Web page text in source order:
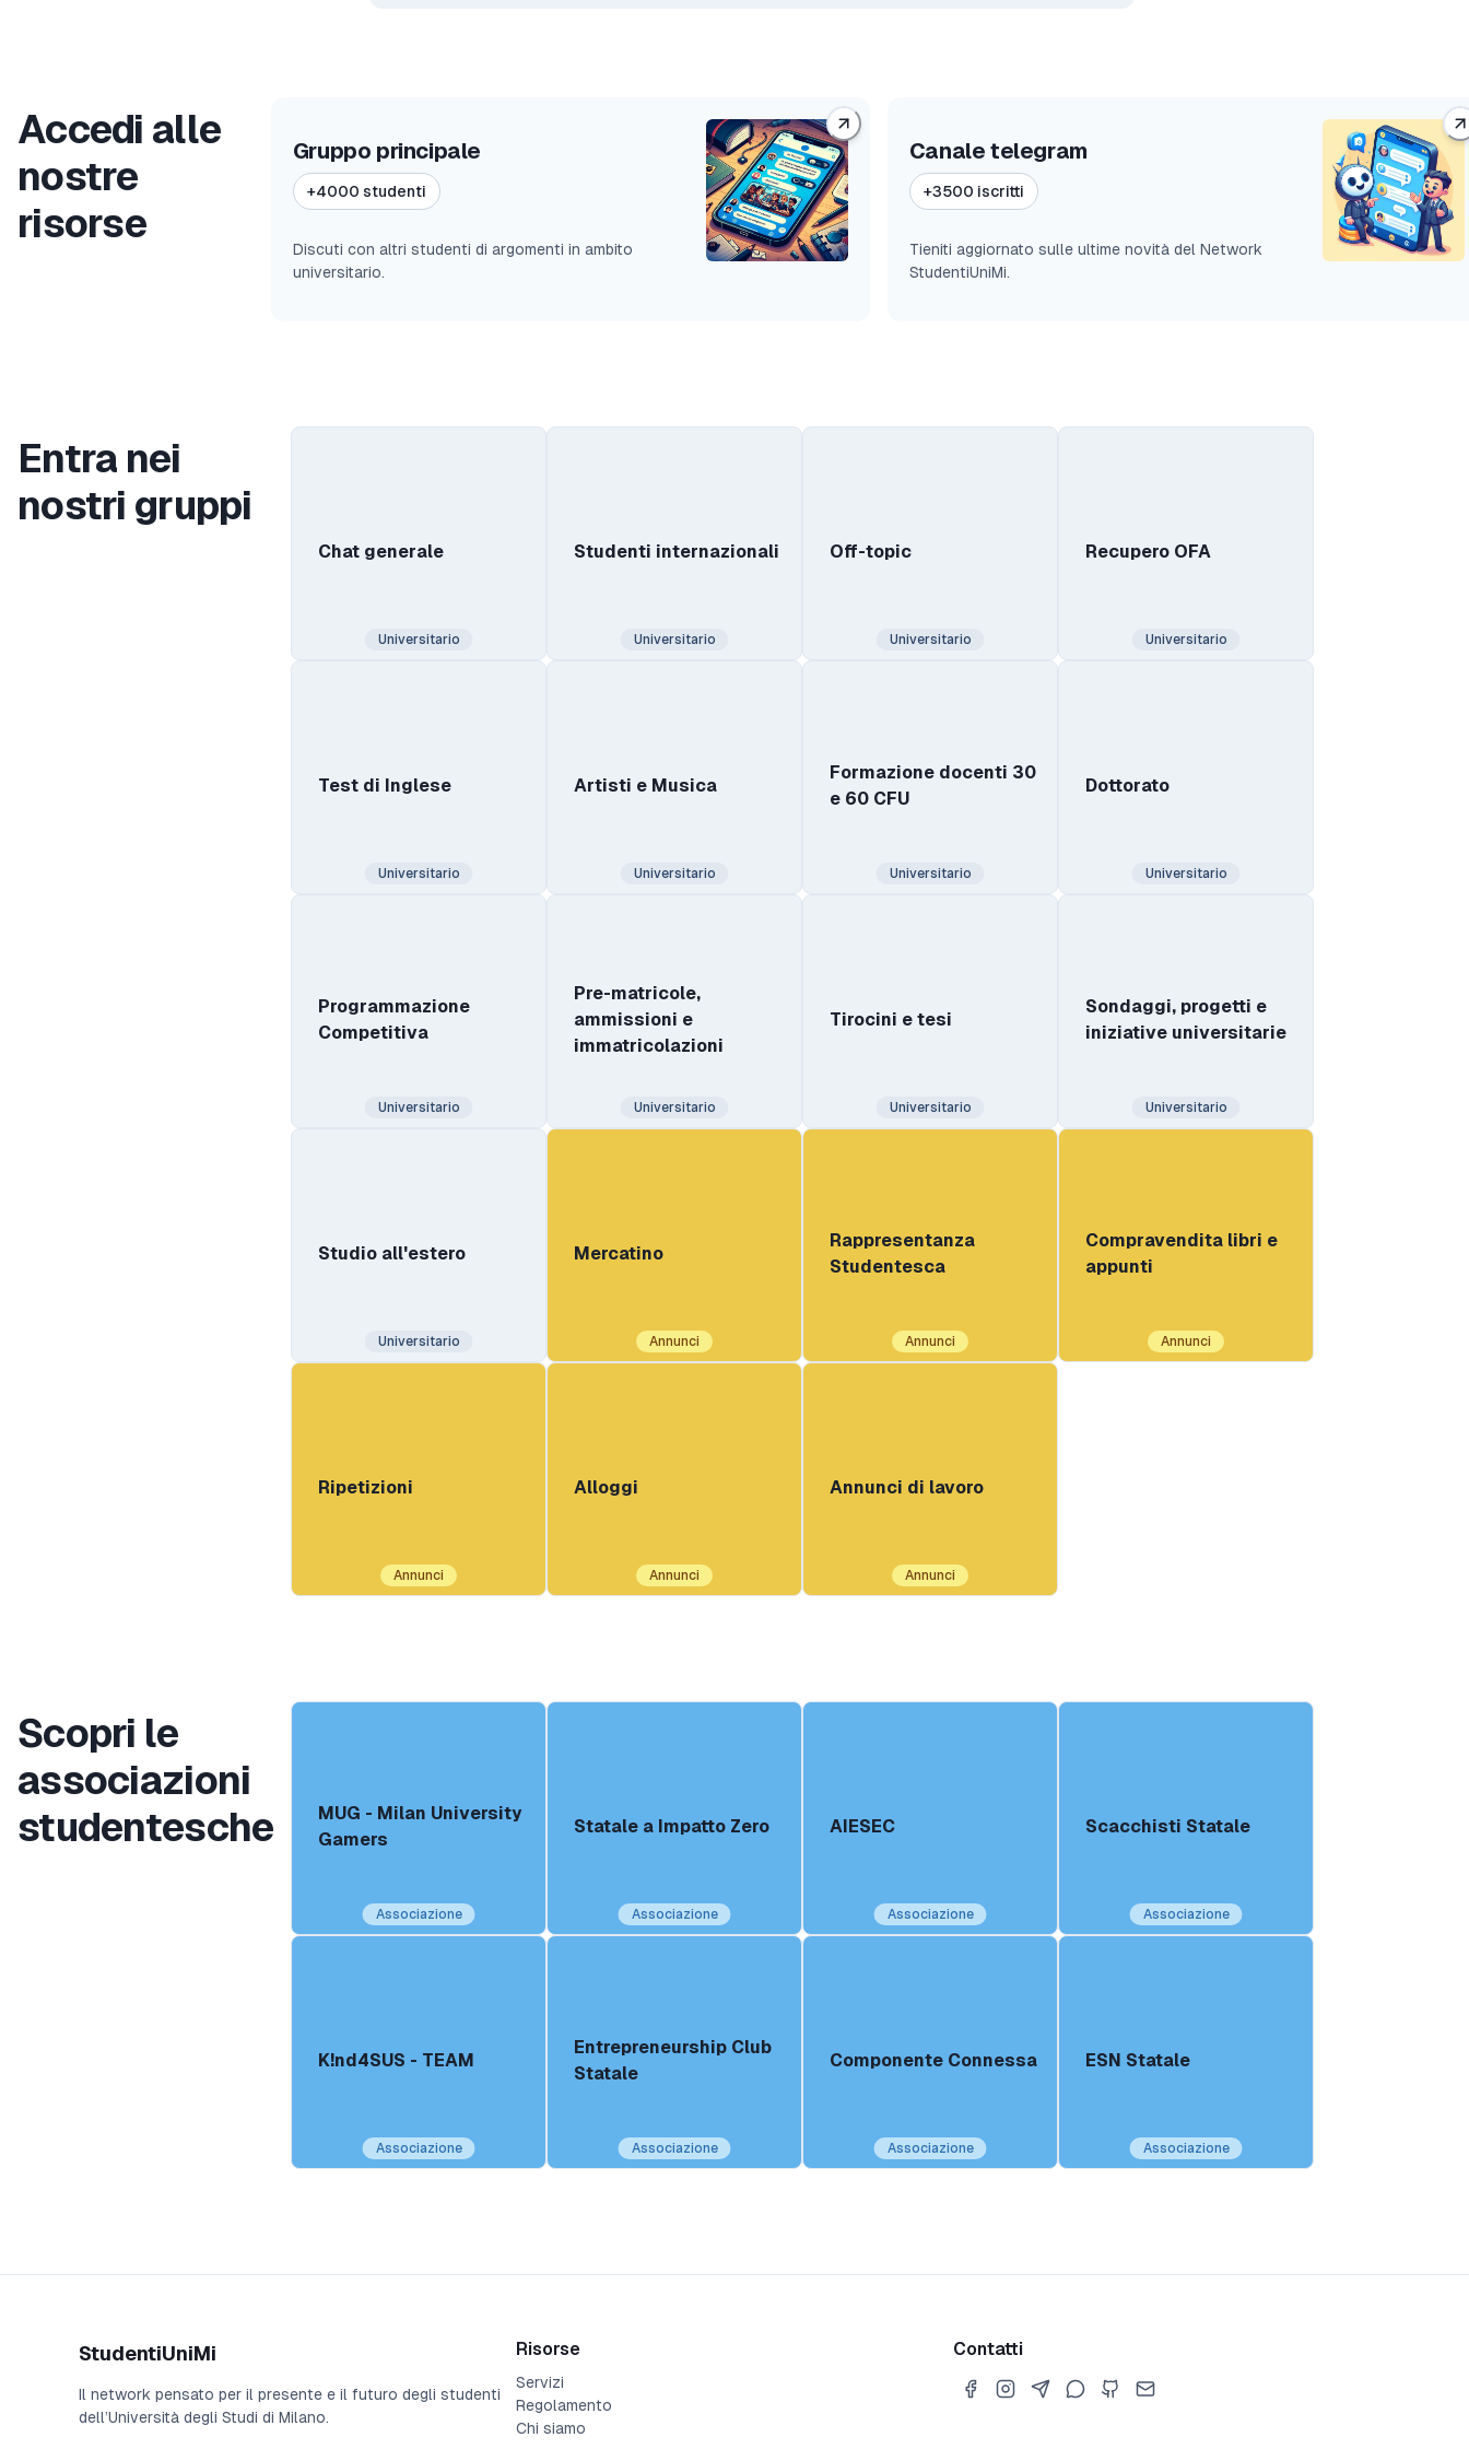
Accedi alle
nostre
risorse
Gruppo principale
+4000 studenti
Discuti con altri studenti di argomenti in ambito
universitario.
Canale telegram
+3500 iscritti
Tieniti aggiornato sulle ultime novità del Network
StudentiUniMi.
Entra nei
nostri gruppi
Chat generale
Universitario
Studenti internazionali
Universitario
Off-topic
Universitario
Recupero OFA
Universitario
Test di Inglese
Universitario
Artisti e Musica
Universitario
Formazione docenti 30
e 60 CFU
Universitario
Dottorato
Universitario
Programmazione
Competitiva
Universitario
Pre-matricole,
ammissioni e
immatricolazioni
Universitario
Tirocini e tesi
Universitario
Sondaggi, progetti e
iniziative universitarie
Universitario
Studio all'estero
Universitario
Mercatino
Annunci
Rappresentanza
Studentesca
Annunci
Compravendita libri e
appunti
Annunci
Ripetizioni
Annunci
Alloggi
Annunci
Annunci di lavoro
Annunci
Scopri le
associazioni
studentesche
MUG - Milan University
Gamers
Associazione
Statale a Impatto Zero
Associazione
AIESEC
Associazione
Scacchisti Statale
Associazione
K!nd4SUS - TEAM
Associazione
Entrepreneurship Club
Statale
Associazione
Componente Connessa
Associazione
ESN Statale
Associazione
StudentiUniMi
Il network pensato per il presente e il futuro degli studenti
dell’Università degli Studi di Milano.
Risorse
Servizi
Regolamento
Chi siamo
Contatti